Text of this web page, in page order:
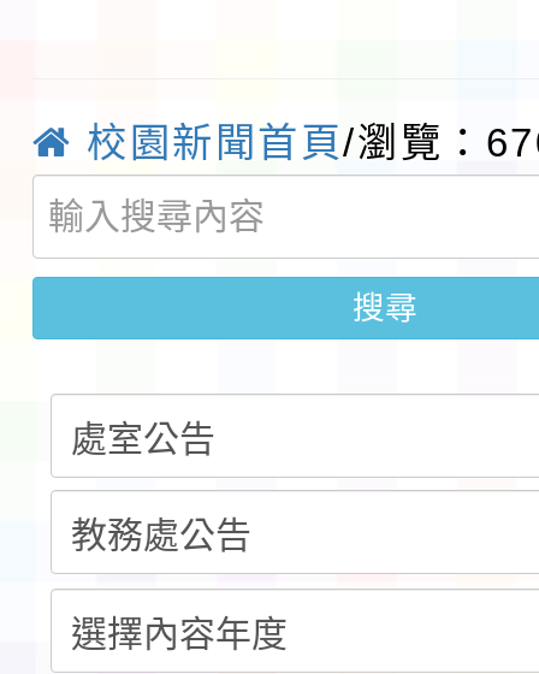
請一案
026 ART TAIPEI臺北
會」之「藝術教育日」
本校115學年度第1學
第2次招考代課鐘點教
告(採1次公告分次招考)
115 年度兒童課後照顧
0 小時業訓練課程
轉知本市體育總會划船
「115年桃園市運動會
錦標賽」海洋艇及
域)，申請變更地點
「114-115年度
計畫」公費接種對象擴
115學年度迎新活動暨
會活動流程表
函轉桃園市童軍會辦理
童軍小隊長訓練營活動
校園新聞首頁/瀏覽：
搜尋